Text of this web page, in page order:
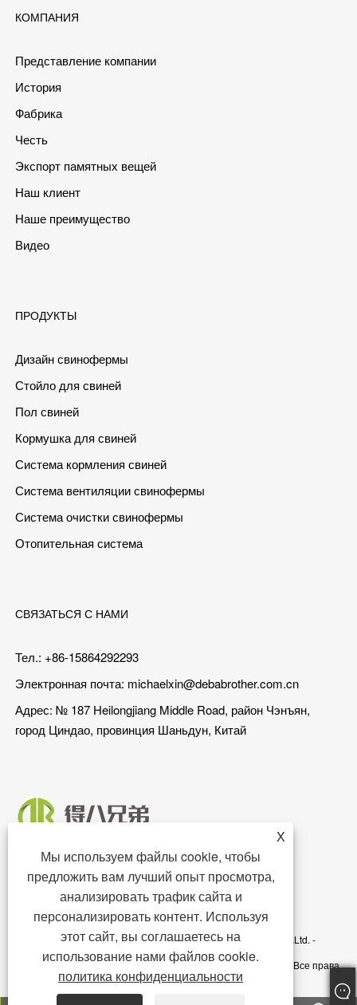
КОМПАНИЯ
Представление компании
История
Фабрика
Честь
Экспорт памятных вещей
Наш клиент
Наше преимущество
Видео
ПРОДУКТЫ
Дизайн свинофермы
Стойло для свиней
Пол свиней
Кормушка для свиней
Система кормления свиней
Система вентиляции свинофермы
Система очистки свинофермы
Отопительная система
СВЯЗАТЬСЯ С НАМИ
Тел.: +86-15864292293
Электронная почта: michaelxin@debabrother.com.cn
Адрес: № 187 Heilongjiang Middle Road, район Чэнъян,
город Циндао, провинция Шаньдун, Китай
Авторские права © 2023 Циндао DEBA Brother Machinery Co.,Ltd. -
Стойло для свиней, Пол для свиней, Кормушка для свиней – Все права
X
Мы используем файлы cookie, чтобы
предложить вам лучший опыт просмотра,
анализировать трафик сайта и
персонализировать контент. Используя
этот сайт, вы соглашаетесь на
использование нами файлов cookie.
политика конфиденциальности